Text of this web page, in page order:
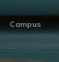
Campus